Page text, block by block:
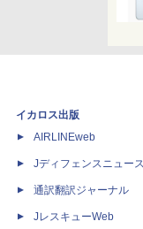
イカロス出版
AIRLINEweb
Jディフェンスニュー
通訳翻訳ジャーナル
JレスキューWeb